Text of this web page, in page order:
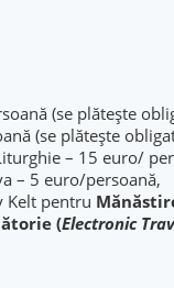
(se plătește
(se plătește
– 15 euro/
– 5 euro/persoană,
Kelt pentru
(Electronic